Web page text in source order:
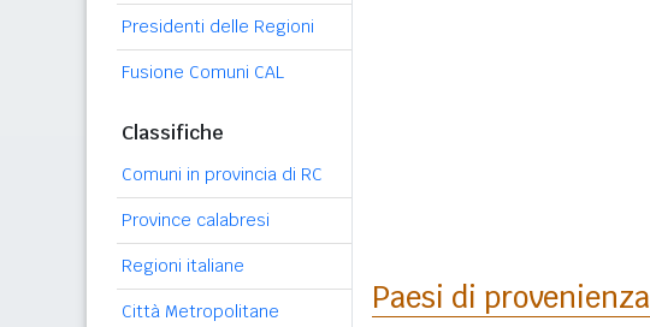
Presidenti delle Regioni
Fusione Comuni CAL
Classifiche
Comuni in provincia di RC
Province calabresi
Regioni italiane
Città Metropolitane Paesi di provenienza